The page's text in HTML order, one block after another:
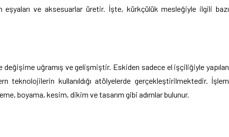
eşyaları ve aksesuarlar üretir. İşte, kürkçülük mesleğiyle ilgili bazı
değişime uğramış ve gelişmiştir. Eskiden sadece el işçiliğiyle yapılan
teknolojilerin kullanıldığı atölyelerde gerçekleştirilmektedir. İşlem
boyama, kesim, dikim ve tasarım gibi adımlar bulunur.